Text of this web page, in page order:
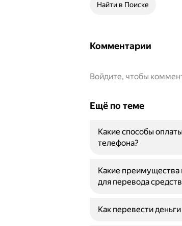
Найти в Поиске
Комментарии
Войдите, чтобы
Ещё по теме
Какие способы
телефона?
Какие преимущества
для перевода
Как перевести